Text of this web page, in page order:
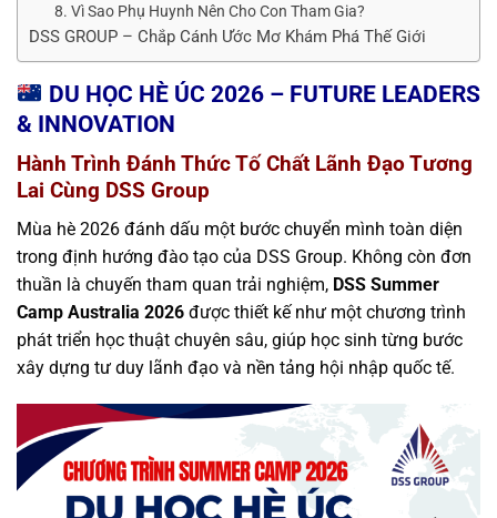
8. Vì Sao Phụ Huynh Nên Cho Con Tham Gia?
DSS GROUP – Chắp Cánh Ước Mơ Khám Phá Thế Giới
DU HỌC HÈ ÚC 2026 – FUTURE LEADERS
& INNOVATION
Hành Trình Đánh Thức Tố Chất Lãnh Đạo Tương
Lai Cùng DSS Group
Mùa hè 2026 đánh dấu một bước chuyển mình toàn diện
trong định hướng đào tạo của DSS Group. Không còn đơn
thuần là chuyến tham quan trải nghiệm, DSS Summer
Camp Australia 2026 được thiết kế như một chương trình
phát triển học thuật chuyên sâu, giúp học sinh từng bước
xây dựng tư duy lãnh đạo và nền tảng hội nhập quốc tế.